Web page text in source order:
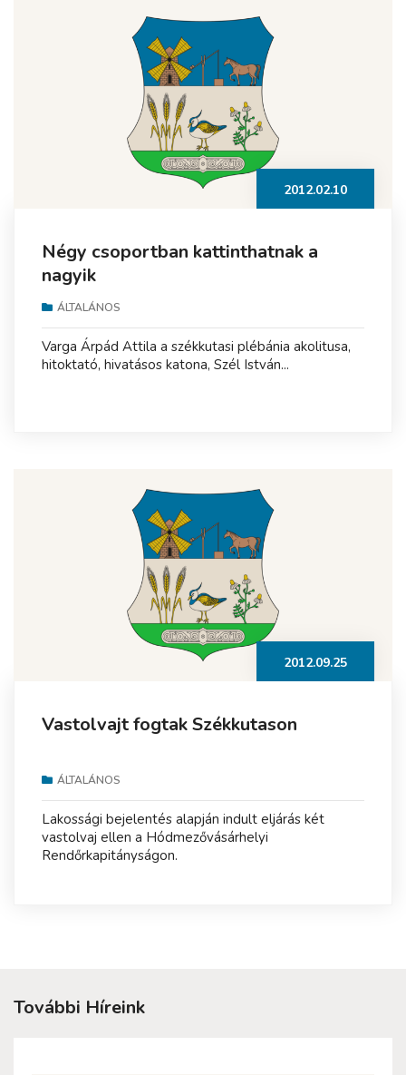
2012.02.10
Négy csoportban kattinthatnak a
nagyik
ÁLTALÁNOS
Varga Árpád Attila a székkutasi plébánia akolitusa,
hitoktató, hivatásos katona, Szél István...
2012.09.25
Vastolvajt fogtak Székkutason
ÁLTALÁNOS
Lakossági bejelentés alapján indult eljárás két
vastolvaj ellen a Hódmezővásárhelyi
Rendőrkapitányságon.
További Híreink